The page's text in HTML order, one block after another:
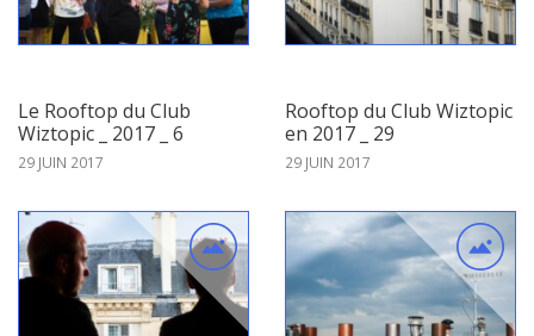
Le Rooftop du Club
Wiztopic _ 2017 _ 6
29 JUIN 2017
Rooftop du Club Wiztopic
en 2017 _ 29
29 JUIN 2017